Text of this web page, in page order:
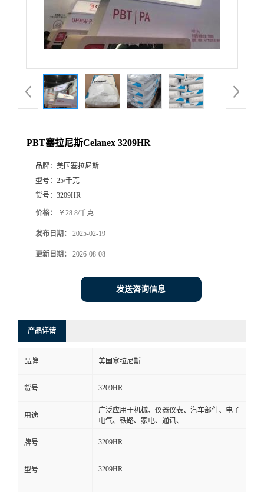
PBT塞拉尼斯Celanex 3209HR
品牌： 美国塞拉尼斯
型号： 25/千克
货号： 3209HR
价格： ￥28.8/千克
发布日期： 2025-02-19
更新日期： 2026-08-08
发送咨询信息
产品详请
品牌 美国塞拉尼斯
货号 3209HR
用途
广泛应用于机械、仪器仪表、汽车部件、电子
电气、铁路、家电、通讯、
牌号 3209HR
型号 3209HR